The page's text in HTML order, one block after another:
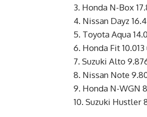
3. Honda N-Box
4. Nissan Dayz
5. Toyota Aqua
6. Honda Fit
7. Suzuki Alto
8. Nissan Note
9. Honda N-WGN
10. Suzuki Hustler